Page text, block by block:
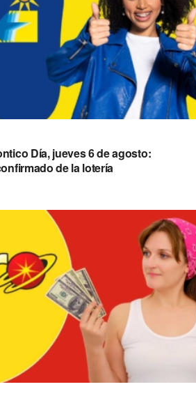
Día, jueves 6 de agosto:
de la lotería